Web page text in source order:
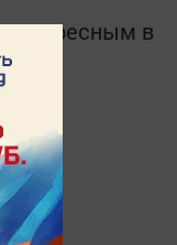
в